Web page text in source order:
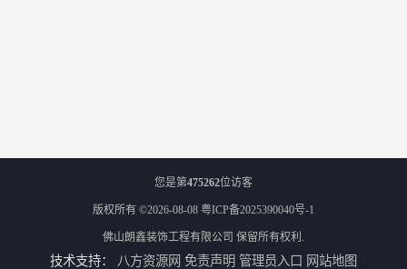
您是第475262位访客
版权所有 ©2026-08-08 粤ICP备2025390040号-1
佛山朗鑫装饰工程有限公司 保留所有权利.
技术支持： 八方资源网 免责声明 管理员入口 网站地图